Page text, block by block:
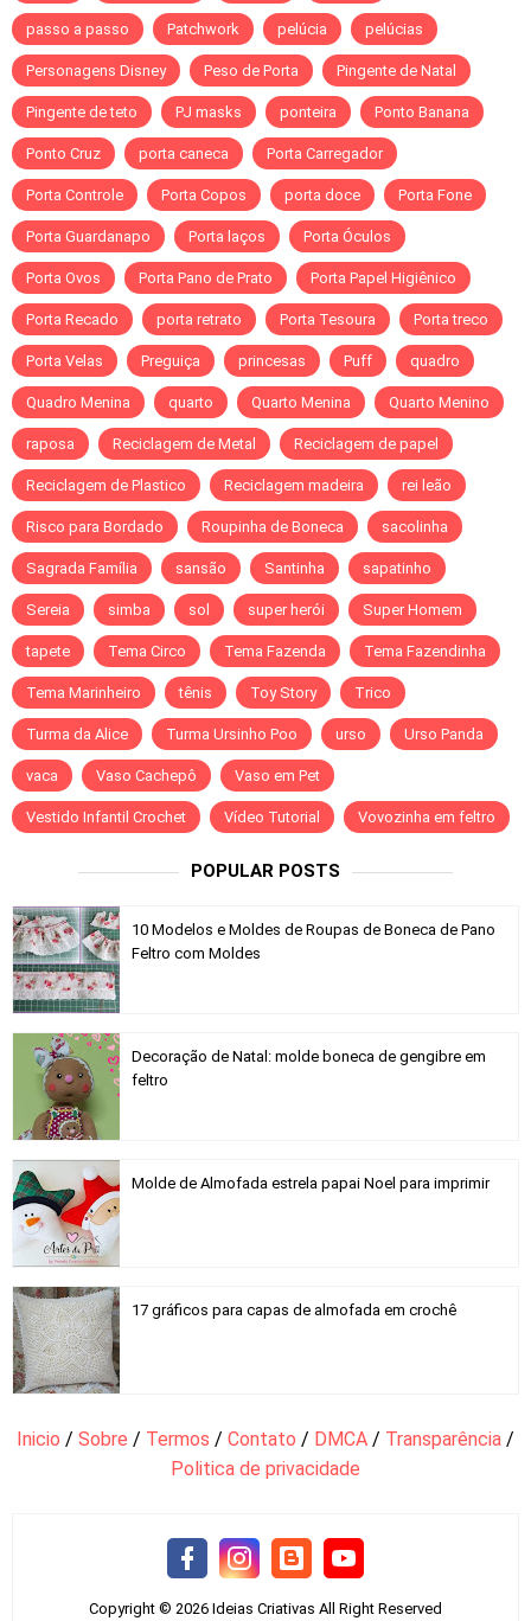
passo a passo Patchwork pelúcia pelúcias
Personagens Disney Peso de Porta Pingente de Natal
Pingente de teto PJ masks ponteira Ponto Banana
Ponto Cruz porta caneca Porta Carregador
Porta Controle Porta Copos porta doce Porta Fone
Porta Guardanapo Porta laços Porta Óculos
Porta Ovos Porta Pano de Prato Porta Papel Higiênico
Porta Recado porta retrato Porta Tesoura Porta treco
Porta Velas Preguiça princesas Puff quadro
Quadro Menina quarto Quarto Menina Quarto Menino
raposa Reciclagem de Metal Reciclagem de papel
Reciclagem de Plastico Reciclagem madeira rei leão
Risco para Bordado Roupinha de Boneca sacolinha
Sagrada Família sansão Santinha sapatinho
Sereia simba sol super herói Super Homem
tapete Tema Circo Tema Fazenda Tema Fazendinha
Tema Marinheiro tênis Toy Story Trico
Turma da Alice Turma Ursinho Poo urso Urso Panda
vaca Vaso Cachepô Vaso em Pet
Vestido Infantil Crochet Vídeo Tutorial Vovozinha em feltro
POPULAR POSTS
10 Modelos e Moldes de Roupas de Boneca de Pano
Feltro com Moldes
Decoração de Natal: molde boneca de gengibre em
feltro
Molde de Almofada estrela papai Noel para imprimir
17 gráficos para capas de almofada em crochê
Inicio / Sobre / Termos / Contato / DMCA / Transparência /
Politica de privacidade
Copyright © 2026 Ideias Criativas All Right Reserved